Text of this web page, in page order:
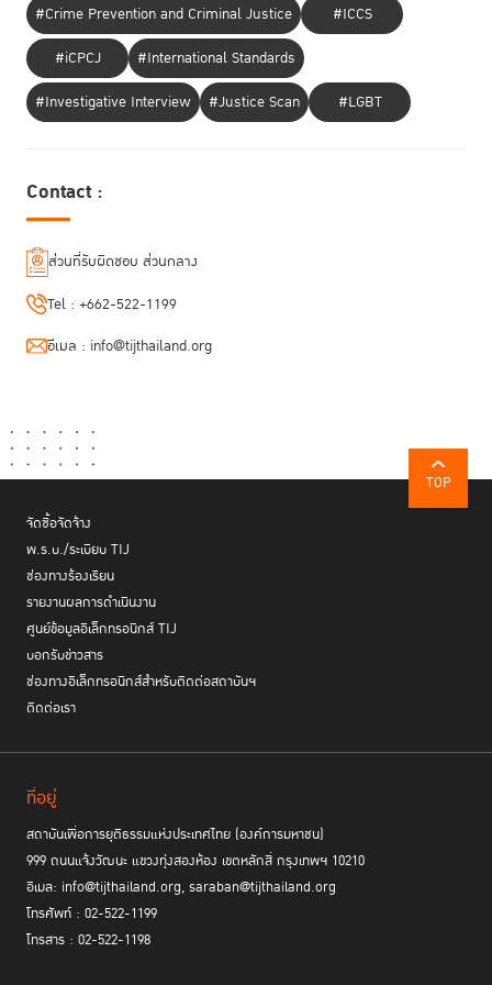
Photograph Collage เพื่อสร้างเสริมความตระหนักรู้ในกลุ่มนักศึกษา
มหาวิทยาลัย โดยสนับสนุนให้นักศึกษามหาวิทยาลัยเป็นผู้สร้างเนื้อหาและเผย
แพร่เนื้อหาด้วยตนเอง มีการสร้างสรรค์รูปแบบการสื่อสารผ่านช่องทางและรูป
แบบการสื่อสารทางเลือก และสร้างเครือข่ายความร่วมมือที่เข้มแข็งและยั่งยืน
อันจะช่วยให้เกิดการรณรงค์อย่างต่อเนื่องต่อไป
ได้ที่ Facebook :
#Crime Prevention and Criminal Justice
#ICCS
#iCPCJ
#International Standards
#Investigative Interview
#Justice Scan #LGBT
Contact :
ส่วนที่รับผิดชอบ ส่วนกลาง
Tel : +662-522-1199
อีเมล : info@tijthailand.org
TOP
จัดซื้อจัดจ้าง
พ.ร.บ./ระเบียบ TIJ
ช่องทางร้องเรียน
รายงานผลการดำเนินงาน
ศูนย์ข้อมูลอิเล็กทรอนิกส์ TIJ
บอกรับข่าวสาร
ช่องทางอิเล็กทรอนิกส์สำหรับติดต่อสถาบันฯ
ติดต่อเรา
ที่อยู่
สถาบันเพื่อการยุติธรรมแห่งประเทศไทย (องค์การมหาชน)
999 ถนนแจ้งวัฒนะ แขวงทุ่งสองห้อง เขตหลักสี่ กรุงเทพฯ 10210
อีเมล: info@tijthailand.org, saraban@tijthailand.org
โทรศัพท์ : 02-522-1199
โทรสาร : 02-522-1198